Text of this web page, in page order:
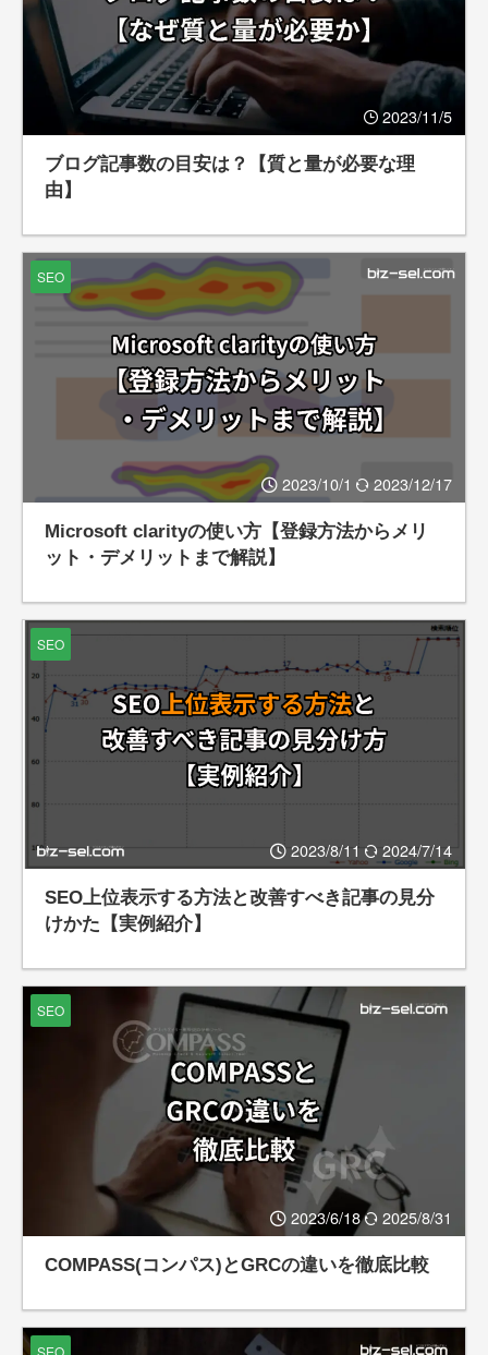
2023/11/5
ブログ記事数の目安は？【質と量が必要な理
由】
2023/10/1 2023/12/17
SEO
Microsoft clarityの使い方【登録方法からメリ
ット・デメリットまで解説】
2023/8/11 2024/7/14
SEO
SEO上位表示する方法と改善すべき記事の見分
けかた【実例紹介】
2023/6/18 2025/8/31
SEO
COMPASS(コンパス)とGRCの違いを徹底比較